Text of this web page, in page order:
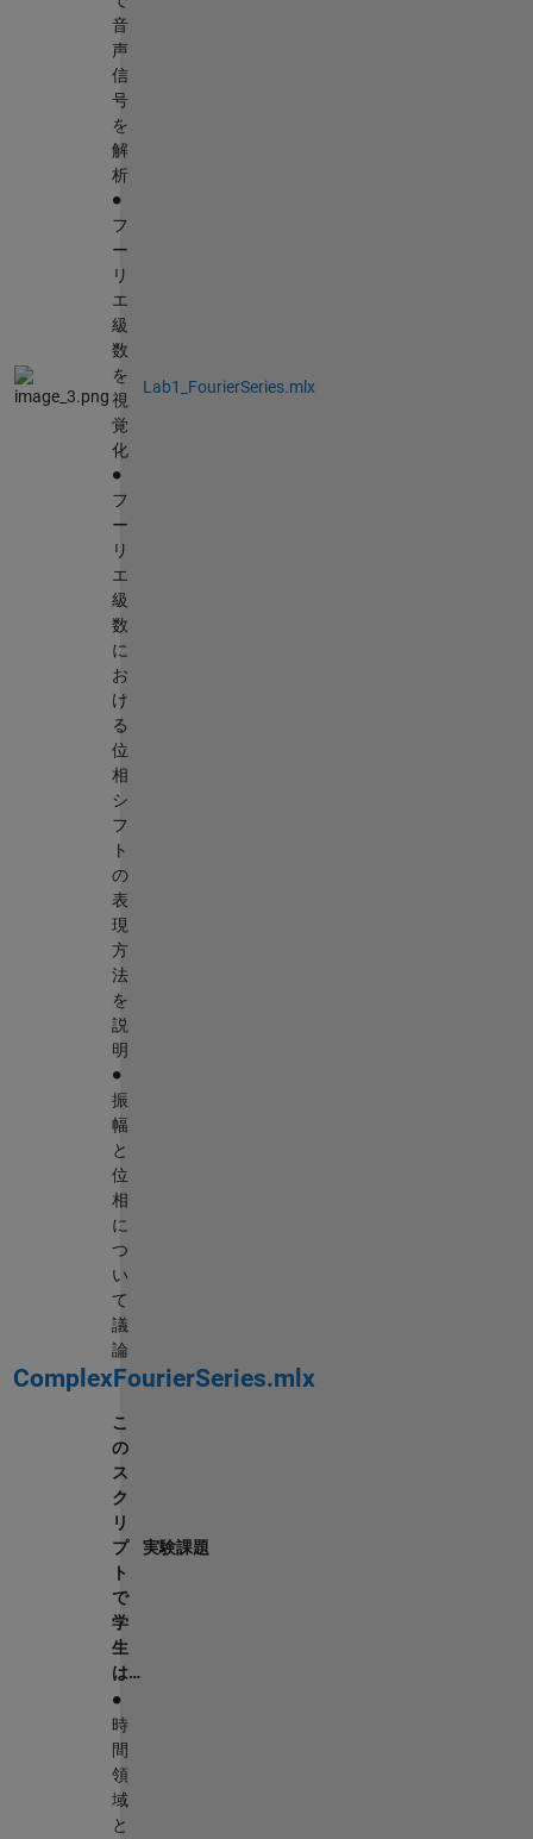
音
声
信
号
を
解
析
∙
フ
ー
リ
エ
級
数
を
視
覚
化
∙
フ
ー
リ
エ
級
数
に
お
け
る
位
相
シ
フ
ト
の
表
現
方
法
を
説
明
∙
振
幅
と
位
相
に
つ
い
て
議
論
Lab1_FourierSeries.mlx
ComplexFourierSeries.mlx
こ
の
ス
ク
リ
プ
ト
で
学
生
は…
実験課題
∙
時
間
領
域
と